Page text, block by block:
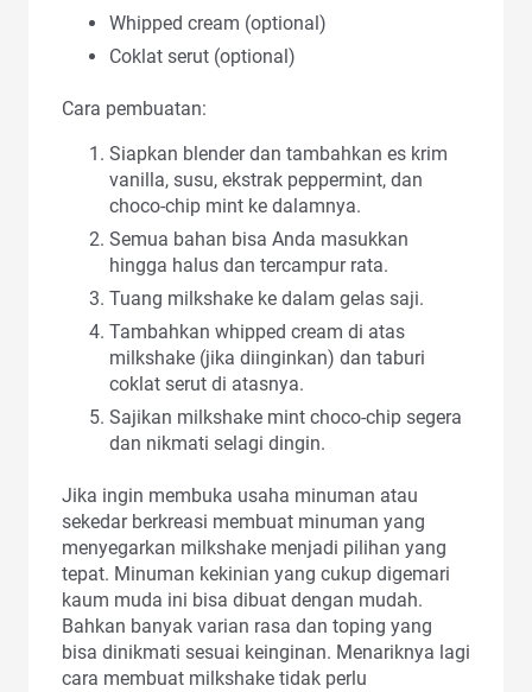
Whipped cream (optional)
Coklat serut (optional)
Cara pembuatan:
Siapkan blender dan tambahkan es krim
vanilla, susu, ekstrak peppermint, dan
choco-chip mint ke dalamnya.
Semua bahan bisa Anda masukkan
hingga halus dan tercampur rata.
Tuang milkshake ke dalam gelas saji.
Tambahkan whipped cream di atas
milkshake (jika diinginkan) dan taburi
coklat serut di atasnya.
Sajikan milkshake mint choco-chip segera
dan nikmati selagi dingin.
Jika ingin membuka usaha minuman atau
sekedar berkreasi membuat minuman yang
menyegarkan milkshake menjadi pilihan yang
tepat. Minuman kekinian yang cukup digemari
kaum muda ini bisa dibuat dengan mudah.
Bahkan banyak varian rasa dan toping yang
bisa dinikmati sesuai keinginan. Menariknya lagi
cara membuat milkshake tidak perlu